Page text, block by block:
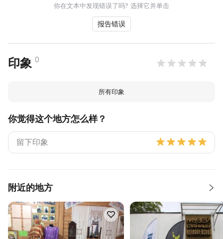
你在文本中发现错误了吗? 选择它并单击
报告错误
印象 0
所有印象
你觉得这个地方怎么样？
附近的地方